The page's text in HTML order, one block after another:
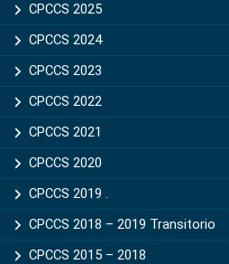
CPCCS 2025
CPCCS 2024
CPCCS 2023
CPCCS 2022
CPCCS 2021
CPCCS 2020
CPCCS 2019 .
CPCCS 2018 – 2019 Transitorio
CPCCS 2015 – 2018